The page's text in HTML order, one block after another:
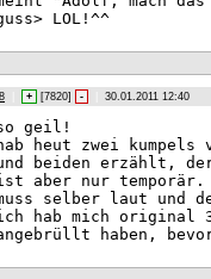
LOL!^^
+ [7820] - 30.01.2011 12:40
geil!
heut zwei kumpels
beiden erzählt,
aber nur temporär.
selber laut und
hab mich original
haben,